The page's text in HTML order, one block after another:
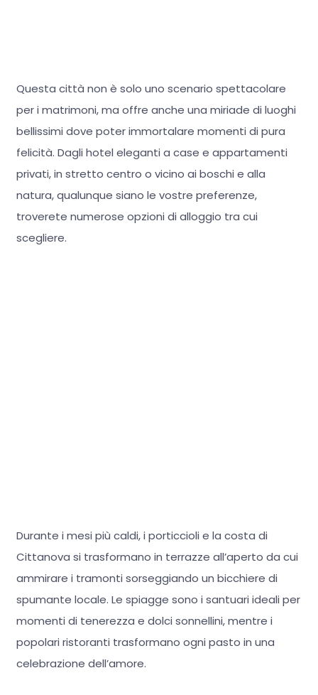
Questa città non è solo uno scenario spettacolare
per i matrimoni, ma offre anche una miriade di luoghi
bellissimi dove poter immortalare momenti di pura
felicità. Dagli hotel eleganti a case e appartamenti
privati, in stretto centro o vicino ai boschi e alla
natura, qualunque siano le vostre preferenze,
troverete numerose opzioni di alloggio tra cui
scegliere.
Durante i mesi più caldi, i porticcioli e la costa di
Cittanova si trasformano in terrazze all’aperto da cui
ammirare i tramonti sorseggiando un bicchiere di
spumante locale. Le spiagge sono i santuari ideali per
momenti di tenerezza e dolci sonnellini, mentre i
popolari ristoranti trasformano ogni pasto in una
celebrazione dell’amore.